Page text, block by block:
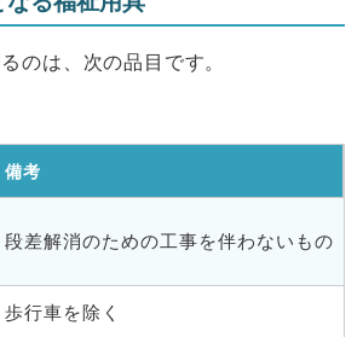
のは、次の品目です。
備考
段差解消のための工事を伴わないもの
歩行車を除く